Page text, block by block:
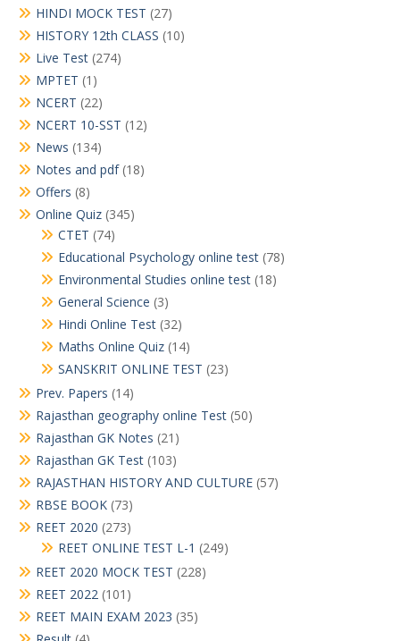
HINDI MOCK TEST (27)
HISTORY 12th CLASS (10)
Live Test (274)
MPTET (1)
NCERT (22)
NCERT 10-SST (12)
News (134)
Notes and pdf(18)
Offers (8)
Online Quiz (345)
CTET (74)
Educational Psychology online test (78)
Environmental Studies online test (18)
General Science (3)
Hindi Online Test (32)
Maths Online Quiz (14)
SANSKRIT ONLINE TEST (23)
Prev. Papers (14)
Rajasthan geography online Test (50)
Rajasthan GK Notes (21)
Rajasthan GK Test (103)
RAJASTHAN HISTORY AND CULTURE (57)
RBSE BOOK (73)
REET 2020 (273)
REET ONLINE TEST L-1 (249)
REET 2020 MOCK TEST (228)
REET 2022 (101)
REET MAIN EXAM 2023 (35)